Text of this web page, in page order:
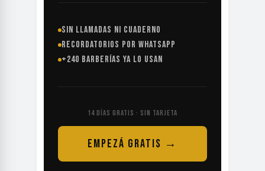
SIN LLAMADAS NI CUADERNO
RECORDATORIOS POR WHATSAPP
+240 BARBERÍAS YA LO USAN
14 DÍAS GRATIS · SIN TARJETA
EMPEZÁ GRATIS →